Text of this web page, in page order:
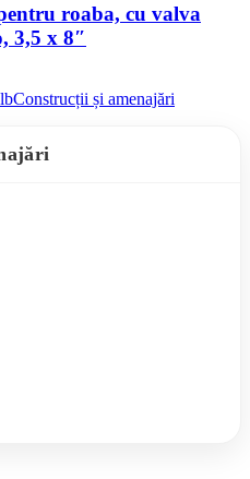
roaba, cu valva
3,5 x 8″
Construcții și amenajări